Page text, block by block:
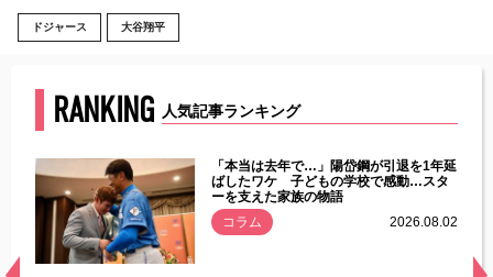
ドジャース 大谷翔平
RANKING 人気記事ランキング
「本当は去年で…」陽岱鋼が引退を1年延
ばしたワケ 子どもの学校で感動…スタ
ーを支えた家族の物語
コラム
2026.08.02